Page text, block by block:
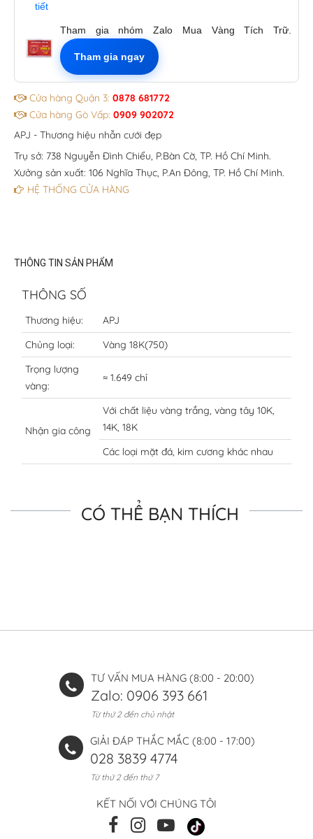
tiết
Tham gia nhóm Zalo Mua Vàng Tích Trữ.
Tham gia ngay
Cửa hàng Quận 3: 0878 681772
Cửa hàng Gò Vấp: 0909 902072
APJ - Thương hiệu nhẫn cưới đẹp
Trụ sở: 738 Nguyễn Đình Chiểu, P.Bàn Cờ, TP. Hồ Chí Minh.
Xưởng sản xuất: 106 Nghĩa Thục, P.An Đông, TP. Hồ Chí Minh.
HỆ THỐNG CỬA HÀNG
THÔNG TIN SẢN PHẨM
THÔNG SỐ
Thương hiệu:
APJ
Chủng loại:
Vàng 18K(750)
Trọng lượng
vàng:
≈ 1.649 chỉ
Nhận gia công
Với chất liệu vàng trắng, vàng tây 10K,
14K, 18K
Các loại mặt đá, kim cương khác nhau
CÓ THỂ BẠN THÍCH
TƯ VẤN MUA HÀNG (8:00 - 20:00)
Zalo: 0906 393 661
Từ thứ 2 đến chủ nhật
GIẢI ĐÁP THẮC MẮC (8:00 - 17:00)
028 3839 4774
Từ thứ 2 đến thứ 7
KẾT NỐI VỚI CHÚNG TÔI